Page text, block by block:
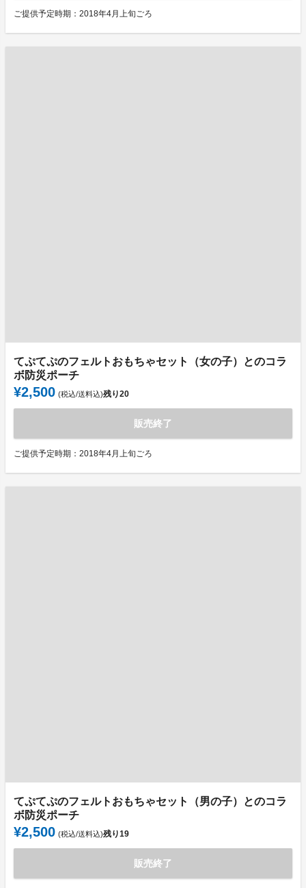
ご提供予定時期：2018年4月上旬ごろ
てぷてぷのフェルトおもちゃセット（女の子）とのコラ
ボ防災ポーチ
¥2,500 (税込/送料込)残り20
販売終了
ご提供予定時期：2018年4月上旬ごろ
てぷてぷのフェルトおもちゃセット（男の子）とのコラ
ボ防災ポーチ
¥2,500 (税込/送料込)残り19
販売終了